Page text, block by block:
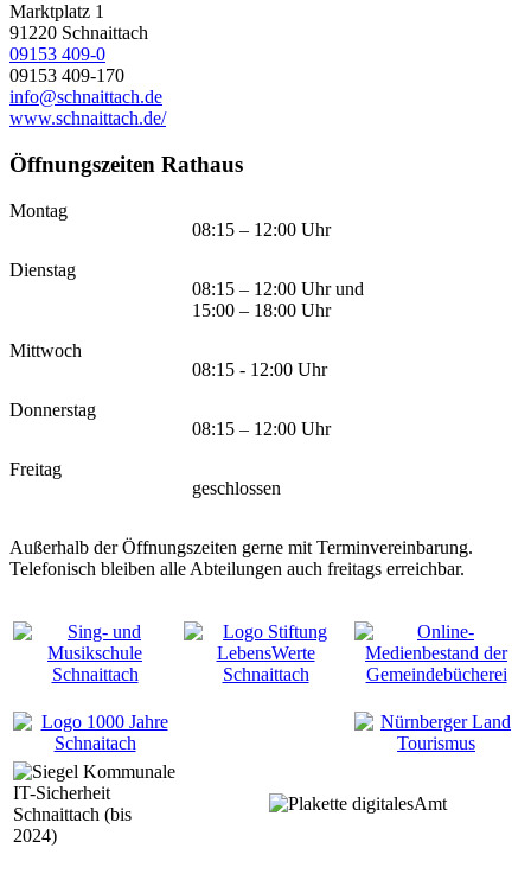
Marktplatz 1
91220 Schnaittach
09153 409-0
09153 409-170
info@schnaittach.de
www.schnaittach.de/
Öffnungszeiten Rathaus
Montag
08:15 – 12:00 Uhr
Dienstag
08:15 – 12:00 Uhr und
15:00 – 18:00 Uhr
Mittwoch
08:15 - 12:00 Uhr
Donnerstag
08:15 – 12:00 Uhr
Freitag
geschlossen
Außerhalb der Öffnungszeiten gerne mit Terminvereinbarung.
Telefonisch bleiben alle Abteilungen auch freitags erreichbar.